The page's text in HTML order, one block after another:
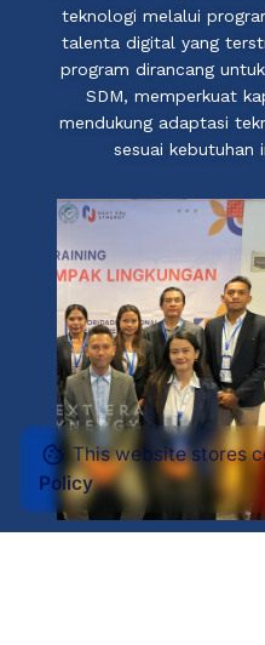
teknologi melalui
talenta digital yang
program dirancang
SDM, memperkuat
mendukung adaptasi
sesuai kebutuhan
This website stores
Policy